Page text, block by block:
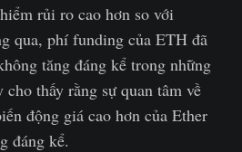
rủi ro cao hơn so với
qua, phí funding của ETH đã
tăng đáng kể trong những
thấy rằng sự quan tâm về
động giá cao hơn của Ether
đáng kể.